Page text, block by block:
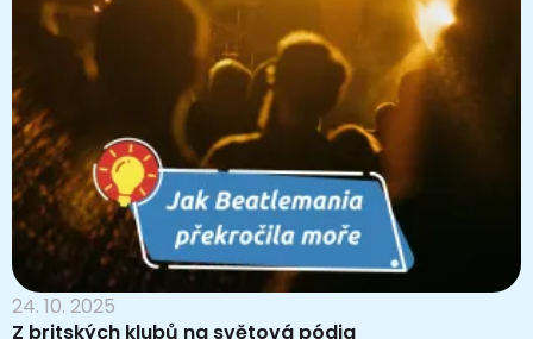
24. 10. 2025
Z britských klubů na světová pódia